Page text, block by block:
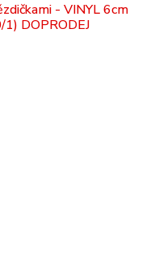
- VINYL 6cm
DOPRODEJ